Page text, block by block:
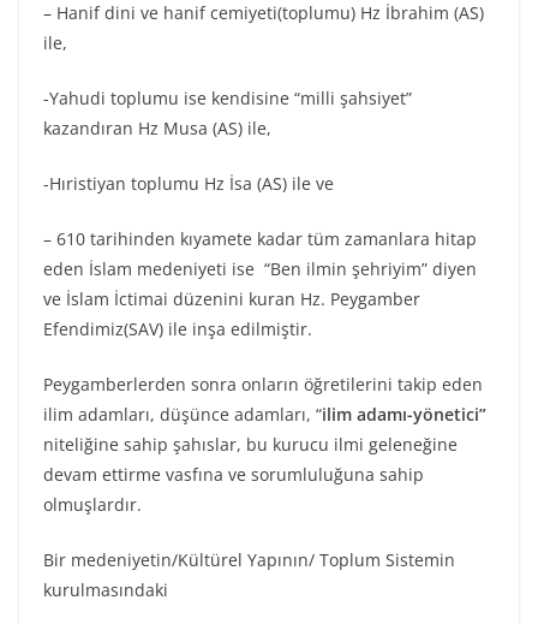
– Hanif dini ve hanif cemiyeti(toplumu) Hz İbrahim (AS)
ile,
-Yahudi toplumu ise kendisine “milli şahsiyet”
kazandıran Hz Musa (AS) ile,
-Hıristiyan toplumu Hz İsa (AS) ile ve
– 610 tarihinden kıyamete kadar tüm zamanlara hitap
eden İslam medeniyeti ise “Ben ilmin şehriyim” diyen
ve İslam İctimai düzenini kuran Hz. Peygamber
Efendimiz(SAV) ile inşa edilmiştir.
Peygamberlerden sonra onların öğretilerini takip eden
ilim adamları, düşünce adamları, “ilim adamı-yönetici”
niteliğine sahip şahıslar, bu kurucu ilmi geleneğine
devam ettirme vasfına ve sorumluluğuna sahip
olmuşlardır.
Bir medeniyetin/Kültürel Yapının/ Toplum Sistemin
kurulmasındaki